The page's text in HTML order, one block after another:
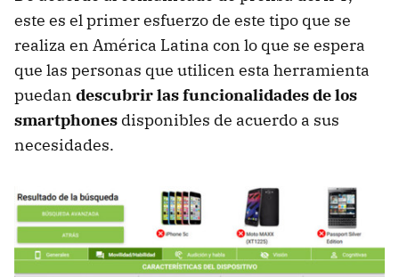
este es el primer esfuerzo de este tipo que se
realiza en América Latina con lo que se espera
que las personas que utilicen esta herramienta
puedan descubrir las funcionalidades de los
smartphones disponibles de acuerdo a sus
necesidades.